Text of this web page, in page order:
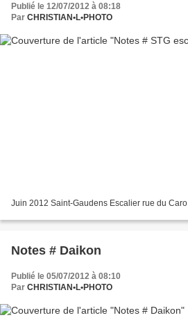
Publié le 12/07/2012 à 08:18
Par CHRISTIAN•L•PHOTO
Juin 2012 Saint-Gaudens Escalier rue du Caro
Notes # Daikon
Publié le 05/07/2012 à 08:10
Par CHRISTIAN•L•PHOTO